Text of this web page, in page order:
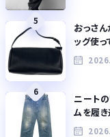
5
おっさ
ッグ使っ
6
ニート
ムを履